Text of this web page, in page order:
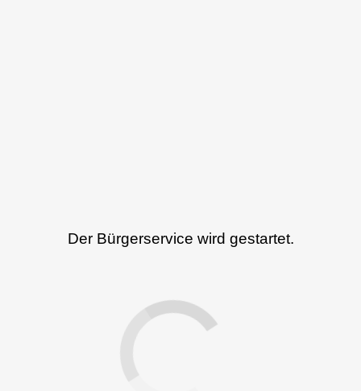
Der Bürgerservice wird gestartet.